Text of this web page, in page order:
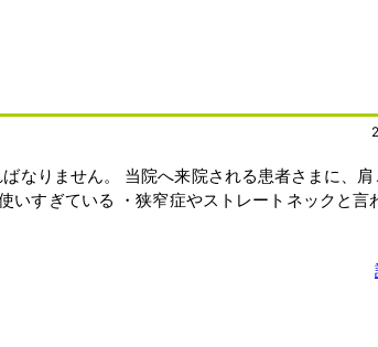
なりません。 当院へ来院される患者さまに、
すぎている ・狭窄症やストレートネックと言